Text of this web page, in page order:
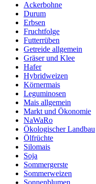
Ackerbohne
Durum
Erbsen
Fruchtfolge
Futterrüben
Getreide allgemein
Gräser und Klee
Hafer
Hybridweizen
Körnermais
Leguminosen
Mais allgemein
Markt und Ökonomie
NaWaRo
Ökologischer Landbau
Ölfrüchte
Silomais
Soja
Sommergerste
Sommerweizen